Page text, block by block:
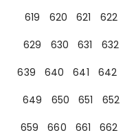
619
620 621 622
629
630 631 632
639
640 641 642
649
650 651 652
659
660 661 662